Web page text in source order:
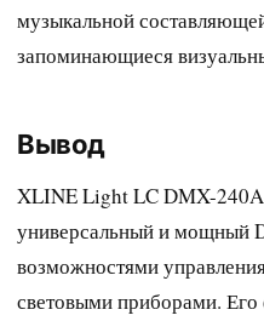
музыкальной
запоминающиеся
Вывод
XLINE Light LC DMX-240A
универсальный и мощный
возможностями
световыми приборами.